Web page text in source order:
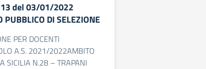
del 03/01/2022
PUBBLICO DI SELEZIONE
PER DOCENTI
A.S. 2021/2022AMBITO
SICILIA N.28 – TRAPANI